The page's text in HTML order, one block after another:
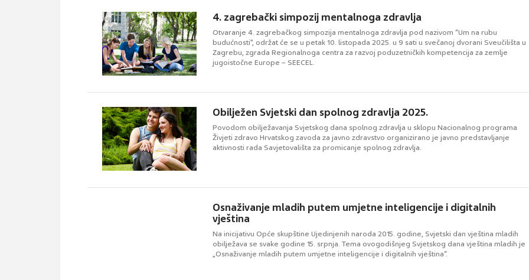
4. zagrebački simpozij mentalnoga zdravlja
Otvaranje 4. zagrebačkog simpozija mentalnoga zdravlja pod nazivom “Um na rubu
budućnosti”, održat će se u petak 10. listopada 2025. u 9 sati u svečanoj dvorani Sveučilišta u
Zagrebu, zgrada Regionalnoga centra za razvoj poduzetničkih kompetencija za zemlje
jugoistočne Europe – SEECEL.
Obilježen Svjetski dan spolnog zdravlja 2025.
Povodom obilježavanja Svjetskog dana spolnog zdravlja u sklopu Nacionalnog programa
Živjeti zdravo Hrvatskog zavoda za javno zdravstvo organizirano je javno predstavljanje
aktivnosti rada Savjetovališta za promicanje spolnog zdravlja.
Osnaživanje mladih putem umjetne inteligencije i digitalnih
vještina
Na inicijativu Opće skupštine Ujedinjenih naroda 2015. godine, Svjetski dan vještina mladih
obilježava se svake godine 15. srpnja. Tema ovogodišnjeg Svjetskog dana vještina mladih je
„Osnaživanje mladih putem umjetne inteligencije i digitalnih vještina“.